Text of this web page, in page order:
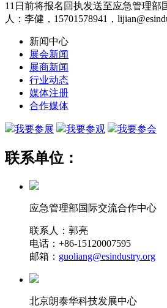
11日前将报名回执发送至应急管理部
人：李健，15701578941，
新闻中心
展会新闻
展商新闻
行业动态
媒体注册
合作媒体
我要参展 我要参观 我要参会
联系单位：
应急管理部国际交流合作中心
联系人：郭亮
电话：+86-15120007595
邮箱： guoliang@esindustry.org
北京朗泰华科技发展中心